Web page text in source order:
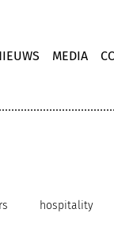
MEDIA
hospitality